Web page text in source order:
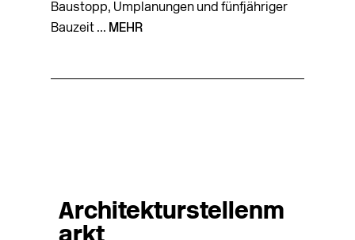
Baustopp, Umplanungen und fünfjähriger
Bauzeit ... MEHR
Architekturstellenm